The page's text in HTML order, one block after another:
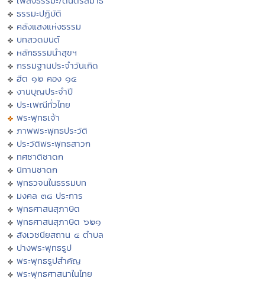
ธรรมะปฏิบัติ
คลังแสงแห่งธรรม
บทสวดมนต์
หลักธรรมนำสุขฯ
กรรมฐานประจำวันเกิด
ฮีต ๑๒ คอง ๑๔
งานบุญประจำปี
ประเพณีทั่วไทย
พระพุทธเจ้า
ภาพพระพุทธประวัติ
ประวัติพระพุทธสาวก
ทศชาติชาดก
นิทานชาดก
พุทธวจนในธรรมบท
มงคล ๓๘ ประการ
พุทธศาสนสุภาษิต
พุทธศาสนสุภาษิต ๖๒๑
สังเวชนียสถาน ๔ ตำบล
ปางพระพุทธรูป
พระพุทธรูปสำคัญ
พระพุทธศาสนาในไทย